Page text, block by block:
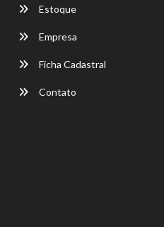
Estoque
Empresa
Ficha Cadastral
Contato